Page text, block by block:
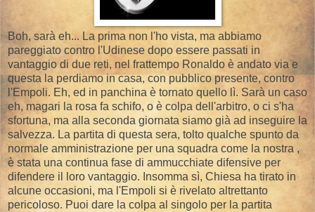
Boh, sarà eh... La prima non l'ho vista, ma abbiamo
pareggiato contro l'Udinese dopo essere passati in
vantaggio di due reti, nel frattempo Ronaldo è andato via e
questa la perdiamo in casa, con pubblico presente, contro
l'Empoli. Eh, ed in panchina è tornato quello lì. Sarà un caso
eh, magari la rosa fa schifo, o è colpa dell'arbitro, o ci s'ha
sfortuna, ma alla seconda giornata siamo già ad inseguire la
salvezza. La partita di questa sera, tolto qualche spunto da
normale amministrazione per una squadra come la nostra ,
è stata una continua fase di ammucchiate difensive per
difendere il loro vantaggio. Insomma sì, Chiesa ha tirato in
alcune occasioni, ma l'Empoli si è rivelato altrettanto
pericoloso. Puoi dare la colpa al singolo per la partita